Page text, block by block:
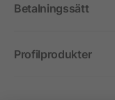
Betalningssätt
Profilprodukter